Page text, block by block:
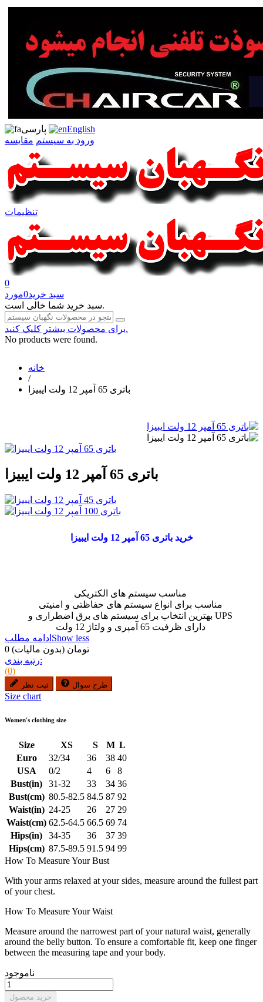
پارسی
English
ورود به سیستم مقایسه
تنظیمات
0
سبد خرید0مورد
سبد خرید شما خالی است.
برای محصولات بیشتر کلیک کنید.
No products were found.
خانه
/
باتری 65 آمپر 12 ولت ایبیزا
باتری 65 آمپر 12 ولت ایبیزا
خرید باتری 65 آمپر 12 ولت ایبیزا
بهترین انتخاب برای سیستم های برق اضطراری و UPS
دارای ظرفیت 65 آمپری و ولتاژ 12 ولت
ادامه مطلب Show less
0 تومان (بدون مالیات)
رتبه بندی:
(0)
ثبت نظر طرح سوال
Size chart
Women's clothing size
Size XS S M L
Euro
32/34 36 38 40
USA
0/2 4 6
8
Bust(in)
31-32 33 34 36
Bust(cm) 80.5-82.5 84.5 87 92
Waist(in) 24-25 26 27 29
Waist(cm) 62.5-64.5 66.5 69 74
Hips(in)
34-35 36 37 39
Hips(cm) 87.5-89.5 91.5 94 99
How To Measure Your Bust
With your arms relaxed at your sides, measure around the fullest part
of your chest.
How To Measure Your Waist
Measure around the narrowest part of your natural waist, generally
around the belly button. To ensure a comfortable fit, keep one finger
between the measuring tape and your body.
ناموجود
خرید محصول